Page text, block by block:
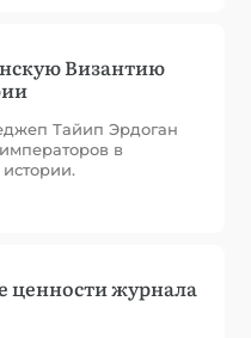
Византию
Тайип Эрдоган
в
ценности журнала